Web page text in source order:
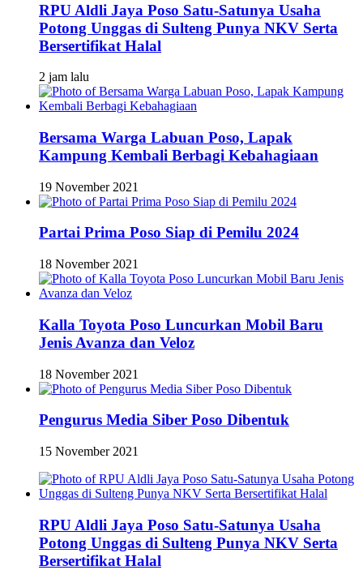
RPU Aldli Jaya Poso Satu-Satunya Usaha
Potong Unggas di Sulteng Punya NKV Serta
Bersertifikat Halal
2 jam lalu
Bersama Warga Labuan Poso, Lapak
Kampung Kembali Berbagi Kebahagiaan
19 November 2021
Partai Prima Poso Siap di Pemilu 2024
18 November 2021
Kalla Toyota Poso Luncurkan Mobil Baru
Jenis Avanza dan Veloz
18 November 2021
Pengurus Media Siber Poso Dibentuk
15 November 2021
RPU Aldli Jaya Poso Satu-Satunya Usaha
Potong Unggas di Sulteng Punya NKV Serta
Bersertifikat Halal